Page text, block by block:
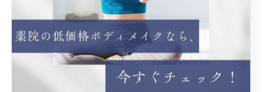
ボディメイクを薬院でサポート
ピラティス ダイエット ボディメイク
< 前のページ